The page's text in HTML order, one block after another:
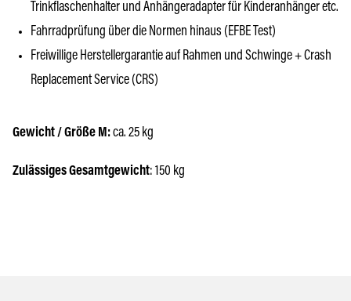
Trinkflaschenhalter und Anhängeradapter für Kinderanhänger etc.
Fahrradprüfung über die Normen hinaus (EFBE Test)
Freiwillige Herstellergarantie auf Rahmen und Schwinge + Crash
Replacement Service (CRS)
Gewicht / Größe M:ca. 25 kg
Zulässiges Gesamtgewicht: 150 kg